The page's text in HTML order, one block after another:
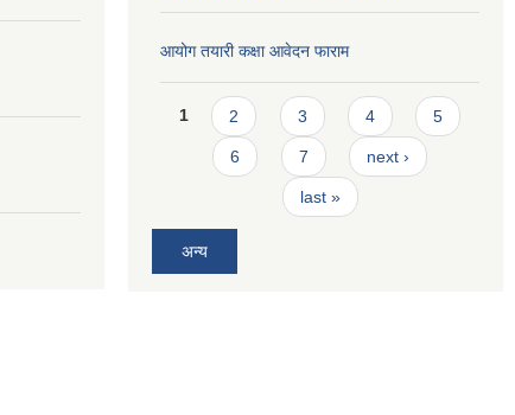
आयोग तयारी कक्षा आवेदन फाराम
Pages
1 2 3 4 5
6 7 next ›
last »
अन्य